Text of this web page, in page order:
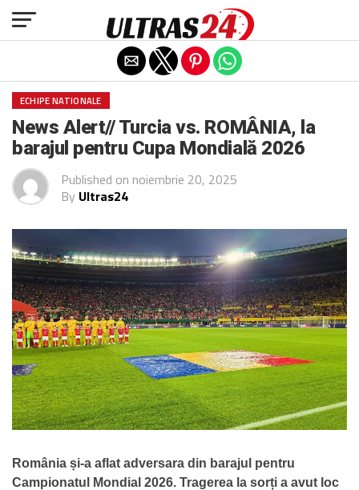
ECHIPE NATIONALE
News Alert// Turcia vs. ROMÂNIA, la
barajul pentru Cupa Mondială 2026
Published on noiembrie 20, 2025
By Ultras24
România și-a aflat adversara din barajul pentru
Campionatul Mondial 2026. Tragerea la sorți a avut loc
Exit mobile version